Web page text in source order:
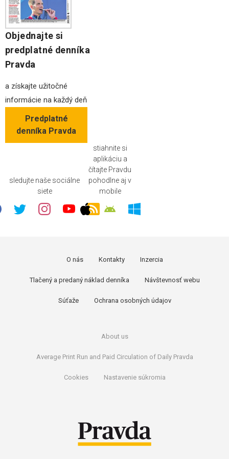
Objednajte si
predplatné denníka
Pravda
a získajte užitočné
informácie na každý deň
Predplatné
denníka Pravda
sledujte naše sociálne
siete
stiahnite si
aplikáciu a
čítajte Pravdu
pohodlne aj v
mobile
O nás Kontakty Inzercia
Tlačený a predaný náklad denníka Návštevnosť webu
Súťaže Ochrana osobných údajov
About us
Average Print Run and Paid Circulation of Daily Pravda
Cookies Nastavenie súkromia